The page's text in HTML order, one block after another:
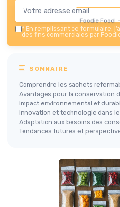
Foodie Food
* En remplissant ce formulaire,
des fins commerciales par
SOMMAIRE
Comprendre les sachets
Avantages pour la conservation
Impact environnemental et
Innovation et technologie dans
Adaptation aux besoins des
Tendances futures et